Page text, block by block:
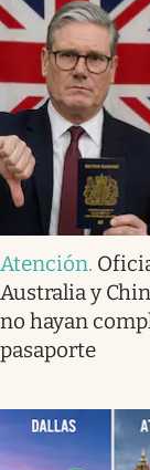
Atención.
Australia y
no hayan
pasaporte